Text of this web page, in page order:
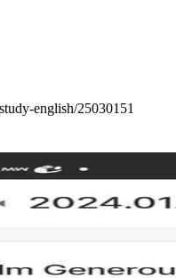
english/25030151